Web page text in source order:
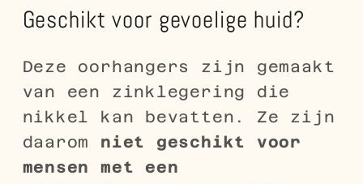
Geschikt voor gevoelige huid?
Deze oorhangers zijn gemaakt
van een zinklegering die
nikkel kan bevatten. Ze zijn
daarom niet geschikt voor
mensen met een